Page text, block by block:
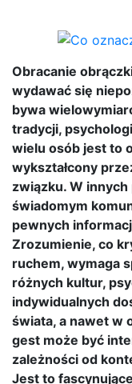
Obracanie
wydawać się
bywa
tradycji,
wielu osób jest to
wykształcony
związku. W
świadomym
pewnych
Zrozumienie, co
ruchem, wymaga
różnych kultur,
indywidualnych
świata, a nawet w
gest może być
zależności od
Jest to